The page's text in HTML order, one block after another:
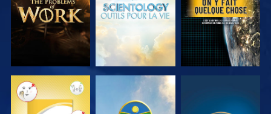
REGARDER REGARDER REGARDER